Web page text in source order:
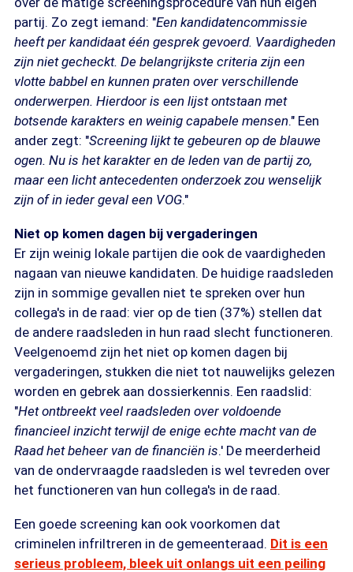
partij. Zo zegt iemand: "Een kandidatencommissie
heeft per kandidaat één gesprek gevoerd. Vaardigheden
zijn niet gecheckt. De belangrijkste criteria zijn een
vlotte babbel en kunnen praten over verschillende
onderwerpen. Hierdoor is een lijst ontstaan met
botsende karakters en weinig capabele mensen." Een
ander zegt: "Screening lijkt te gebeuren op de blauwe
ogen. Nu is het karakter en de leden van de partij zo,
maar een licht antecedenten onderzoek zou wenselijk
zijn of in ieder geval een VOG."
Niet op komen dagen bij vergaderingen
Er zijn weinig lokale partijen die ook de vaardigheden
nagaan van nieuwe kandidaten. De huidige raadsleden
zijn in sommige gevallen niet te spreken over hun
collega's in de raad: vier op de tien (37%) stellen dat
de andere raadsleden in hun raad slecht functioneren.
Veelgenoemd zijn het niet op komen dagen bij
vergaderingen, stukken die niet tot nauwelijks gelezen
worden en gebrek aan dossierkennis. Een raadslid:
"Het ontbreekt veel raadsleden over voldoende
financieel inzicht terwijl de enige echte macht van de
Raad het beheer van de financiën is.' De meerderheid
van de ondervraagde raadsleden is wel tevreden over
het functioneren van hun collega's in de raad.
Een goede screening kan ook voorkomen dat
criminelen infriltreren in de gemeenteraad. Dit is een
serieus probleem, bleek uit onlangs uit een peiling